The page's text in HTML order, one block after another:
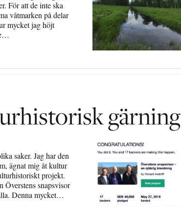
För att de inte ska
våtmarken på delar
mycket jag höjt
gärning
saker. Jag har den
ägnat mig åt kultur
projekt.
Överstens snapsvisor
Denna mycket…